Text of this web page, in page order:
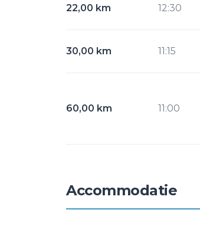
22,00 km 12:30
30,00 km 11:15
60,00 km 11:00
Accommodatie